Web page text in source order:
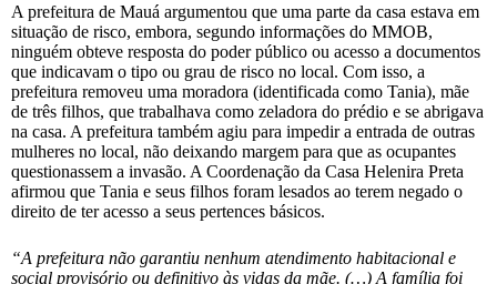
A prefeitura de Mauá argumentou que uma parte da casa estava em
situação de risco, embora, segundo informações do MMOB,
ninguém obteve resposta do poder público ou acesso a documentos
que indicavam o tipo ou grau de risco no local. Com isso, a
prefeitura removeu uma moradora (identificada como Tania), mãe
de três filhos, que trabalhava como zeladora do prédio e se abrigava
na casa. A prefeitura também agiu para impedir a entrada de outras
mulheres no local, não deixando margem para que as ocupantes
questionassem a invasão. A Coordenação da Casa Helenira Preta
afirmou que Tania e seus filhos foram lesados ao terem negado o
direito de ter acesso a seus pertences básicos.
“A prefeitura não garantiu nenhum atendimento habitacional e
social provisório ou definitivo às vidas da mãe. (…) A família foi